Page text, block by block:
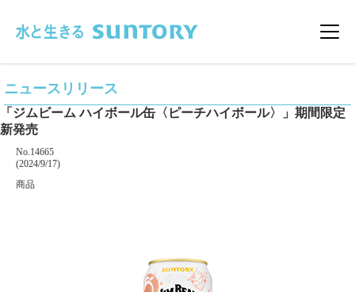
メ
ニュースリリース
「ジムビーム ハイボール缶〈ピーチハイボール〉」期間限定
新発売
掲載番号
No.14665
掲載日
(2024/9/17)
カテゴリー
商品